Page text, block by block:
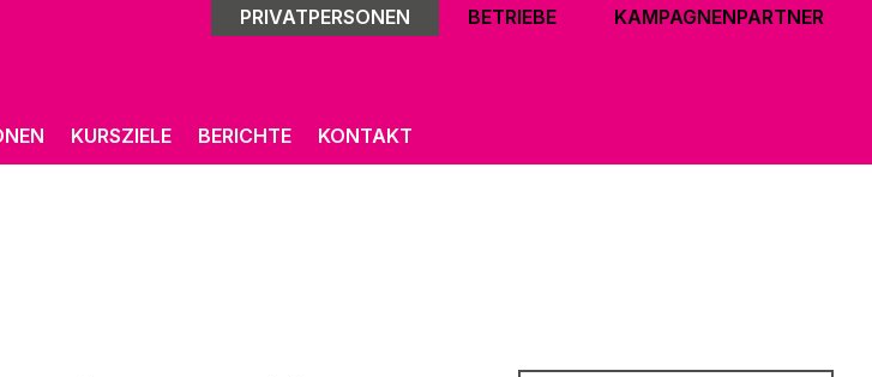
PRIVATPERSONEN BETRIEBE KAMPAGNENPARTNER
KURSZIELE BERICHTE KONTAKT